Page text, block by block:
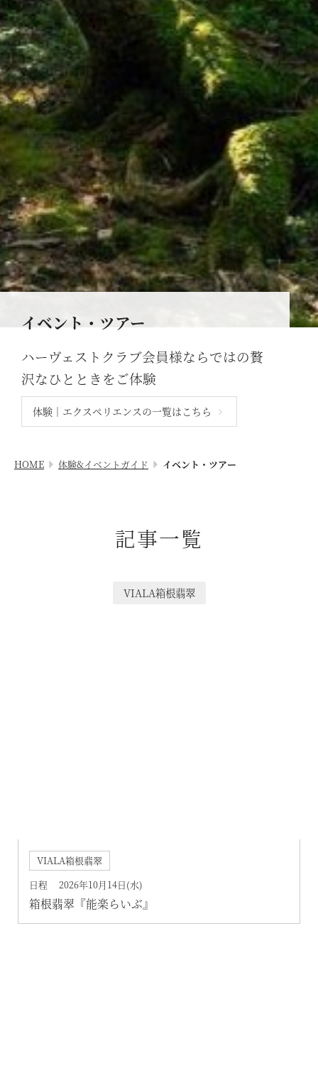
イベント・ツアー
ハーヴェストクラブ会員様ならではの贅
沢なひとときをご体験
体験｜エクスペリエンスの一覧はこちら
イベント・ツアー
体験｜エクスペリエンス
スタッフブログ｜ただいま日和
SAVE HARVEST PROJECT
宿泊情報
最新のお知らせ
施設情報
宿泊プラン一覧
レストランメニュー
RESERVEシリーズ
東急ハーヴェストクラブについて
ご予約方法
東急ハーヴェストクラブとは
利用料金
法人会員ご担当者様へ
伊東
浜名湖
甲信エリア
山中湖マウント富士
斑尾
旧軽井沢 / 旧軽井沢アネックス
軽井沢
蓼科
蓼科アネックス
南紀田辺
京都鷹峯
有馬六彩
VIALAシリーズ
VIALA annex熱海伊豆山
In THE HOTEL HIGASHIYAMA
準相互利用施設
都リゾート 志摩ベイサイドテラス
HOME 体験&イベントガイド イベント・ツアー
記事一覧
VIALA箱根翡翠
VIALA箱根翡翠
日程 2026年10月14日(水)
箱根翡翠『能楽らいぶ』
空室状況のご確認はこちら
オンライン予約はこちら
お電話でのご予約はこちら